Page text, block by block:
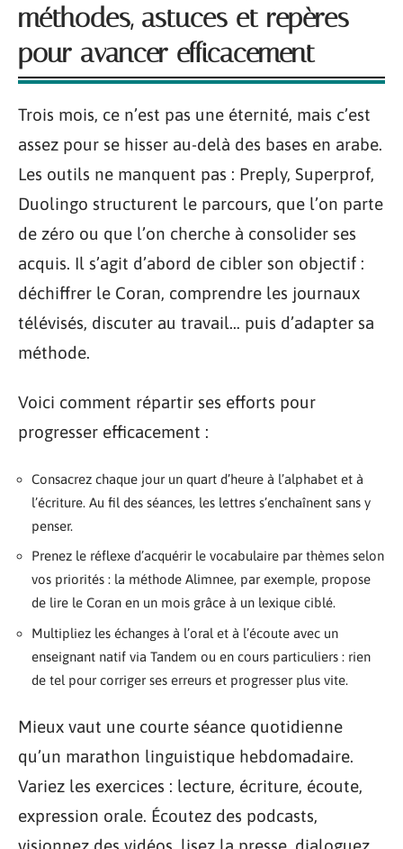
méthodes, astuces et repères
pour avancer efficacement
Trois mois, ce n’est pas une éternité, mais c’est
assez pour se hisser au-delà des bases en arabe.
Les outils ne manquent pas : Preply, Superprof,
Duolingo structurent le parcours, que l’on parte
de zéro ou que l’on cherche à consolider ses
acquis. Il s’agit d’abord de cibler son objectif :
déchiffrer le Coran, comprendre les journaux
télévisés, discuter au travail… puis d’adapter sa
méthode.
Voici comment répartir ses efforts pour
progresser efficacement :
Consacrez chaque jour un quart d’heure à l’alphabet et à
l’écriture. Au fil des séances, les lettres s’enchaînent sans y
penser.
Prenez le réflexe d’acquérir le vocabulaire par thèmes selon
vos priorités : la méthode Alimnee, par exemple, propose
de lire le Coran en un mois grâce à un lexique ciblé.
Multipliez les échanges à l’oral et à l’écoute avec un
enseignant natif via Tandem ou en cours particuliers : rien
de tel pour corriger ses erreurs et progresser plus vite.
Mieux vaut une courte séance quotidienne
qu’un marathon linguistique hebdomadaire.
Variez les exercices : lecture, écriture, écoute,
expression orale. Écoutez des podcasts,